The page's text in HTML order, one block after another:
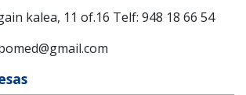
kalea, 11 of.16 Telf: 948 18 66 54